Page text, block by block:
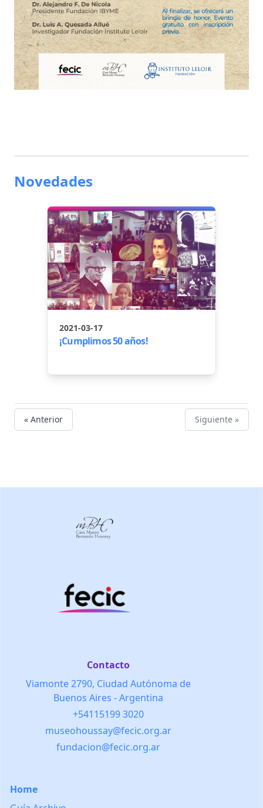
Novedades
2021-03-17
¡Cumplimos 50 años!
« Anterior Siguiente »
Contacto
Viamonte 2790, Ciudad Autónoma de
Buenos Aires - Argentina
+54115199 3020
museohoussay@fecic.org.ar
fundacion@fecic.org.ar
Home